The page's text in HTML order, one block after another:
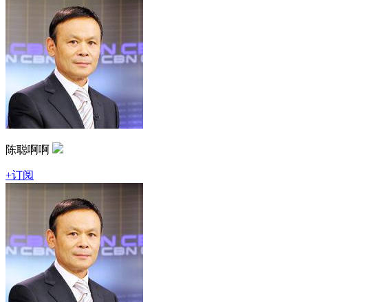
陈聪啊啊
+订阅